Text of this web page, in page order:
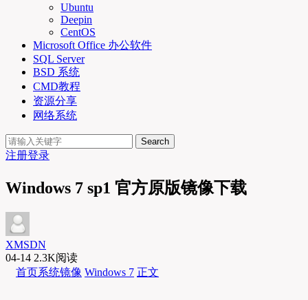
Ubuntu
Deepin
CentOS
Microsoft Office 办公软件
SQL Server
BSD 系统
CMD教程
资源分享
网络系统
Search
注册登录
Windows 7 sp1 官方原版镜像下载
XMSDN
04-14 2.3K阅读
首页系统镜像 Windows 7 正文